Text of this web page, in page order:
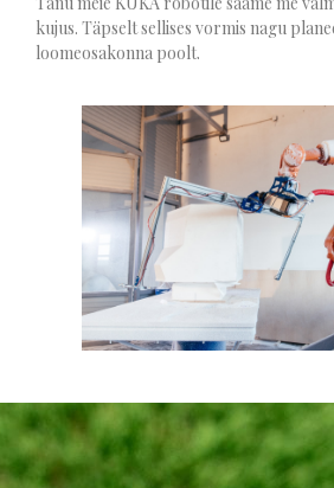
kujus. Täpselt sellises vormis nagu
loomeosakonna poolt.